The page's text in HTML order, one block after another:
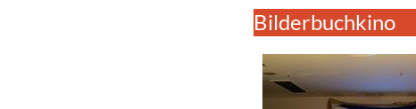
Bilderbuchkino